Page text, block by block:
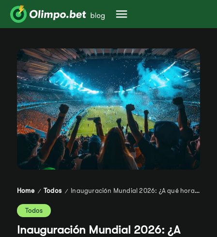
Home / Todos / Inauguración Mundial 2026: ¿A qué hora y dónde ver?
Todos
Inauguración Mundial 2026: ¿A